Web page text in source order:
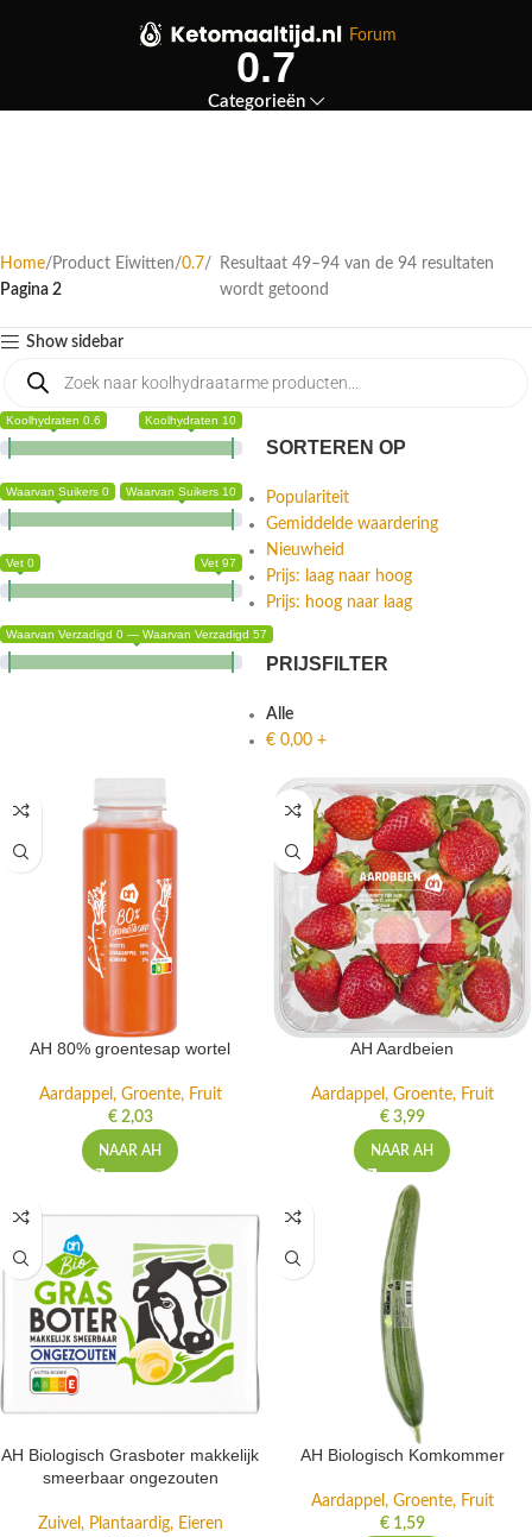
Forum
0.7
Categorieën
Home Product Eiwitten 0.7
Pagina 2
Resultaat 49–94 van de 94 resultaten
wordt getoond
Show sidebar
Koolhydraten 0.6 Koolhydraten 10
Waarvan Suikers 0 Waarvan Suikers 10
Vet 0 Vet 97
Waarvan Verzadigd 0 — Waarvan Verzadigd 57
SORTEREN OP
Populariteit
Gemiddelde waardering
Nieuwheid
Prijs: laag naar hoog
Prijs: hoog naar laag
PRIJSFILTER
Alle
€ 0,00 +
AH 80% groentesap wortel
Aardappel, Groente, Fruit
€2,03
NAAR AH
AH Aardbeien
Aardappel, Groente, Fruit
€3,99
NAAR AH
AH Biologisch Grasboter makkelijk
smeerbaar ongezouten
Zuivel, Plantaardig, Eieren
AH Biologisch Komkommer
Aardappel, Groente, Fruit
€1,59